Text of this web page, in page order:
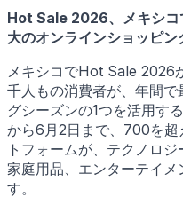
Hot Sale 2026、メキシコ
大のオンラインショッピン
メキシコでHot Sale 2026
千人もの消費者が、年間
グシーズンの1つを活用す
から6月2日まで、700を超
トフォームが、テクノロ
家庭用品、エンターテイメ
す。